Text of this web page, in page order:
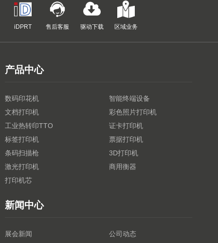
iDPRT 售后客服 驱动下载 区域业务
产品中心
数码印花机
智能终端设备
文档打印机
彩色照片打印机
工业热转印TTO
证卡打印机
标签打印机
票据打印机
条码扫描枪
3D打印机
激光打印机
商用衡器
打印机芯
新闻中心
展会新闻
公司动态